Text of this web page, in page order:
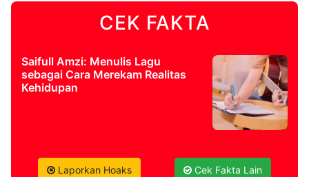
CEK FAKTA
Saifull Amzi: Menulis Lagu
sebagai Cara Merekam Realitas
Kehidupan
Laporkan Hoaks Cek Fakta Lain